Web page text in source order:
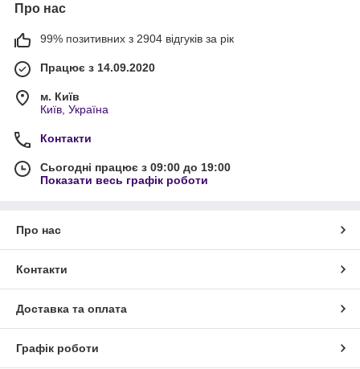
Про нас
99% позитивних з 2904 відгуків за рік
Працює з 14.09.2020
м. Київ
Київ, Україна
Контакти
Сьогодні працює з 09:00 до 19:00
Показати весь графік роботи
Про нас
Контакти
Доставка та оплата
Графік роботи